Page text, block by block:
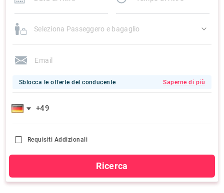
Seleziona Passeggero e bagaglio
Sblocca le offerte del conducente Saperne di più
Requisiti Addizionali
Ricerca